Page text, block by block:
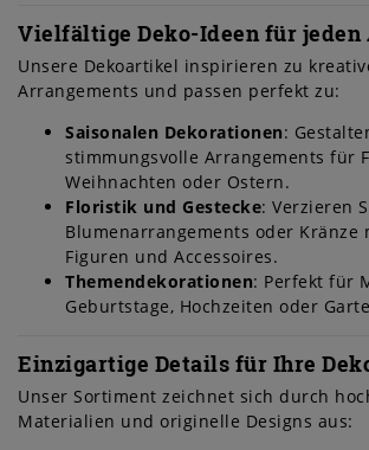
Vielfältige Deko-Ideen für jeden
Unsere Dekoartikel inspirieren zu
Arrangements und passen perfekt zu:
Saisonalen Dekorationen:
stimmungsvolle Arrangements für
Weihnachten oder Ostern.
Floristik und Gestecke: Verzieren
Blumenarrangements oder Kränze
Figuren und Accessoires.
Themendekorationen: Perfekt für
Geburtstage, Hochzeiten oder
Einzigartige Details für Ihre
Unser Sortiment zeichnet sich durch
Materialien und originelle Designs aus: